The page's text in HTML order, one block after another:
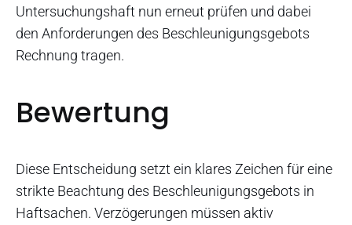
Untersuchungshaft nun erneut prüfen und dabei
den Anforderungen des Beschleunigungsgebots
Rechnung tragen.
Bewertung
Diese Entscheidung setzt ein klares Zeichen für eine
strikte Beachtung des Beschleunigungsgebots in
Haftsachen. Verzögerungen müssen aktiv